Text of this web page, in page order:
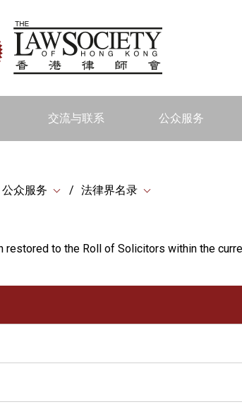
交流与联系 公众服务
公众服务 法律界名录
restored to the Roll of Solicitors within the